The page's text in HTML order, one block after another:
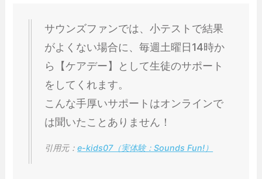
サウンズファンでは、小テストで結果
がよくない場合に、毎週土曜日14時か
ら【ケアデー】として生徒のサポート
をしてくれます。
こんな手厚いサポートはオンラインで
は聞いたことありません！
引用元：e-kids07（実体験：Sounds Fun!）